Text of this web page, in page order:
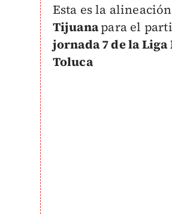
Esta es la
Tijuanapara el
jornada 7 de la Liga
Toluca